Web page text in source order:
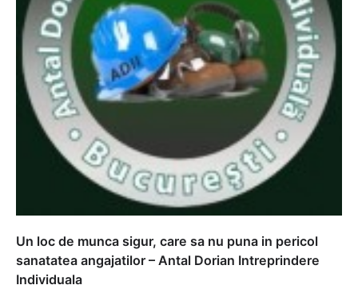
Un loc de munca sigur, care sa nu puna in pericol
sanatatea angajatilor – Antal Dorian Intreprindere
Individuala